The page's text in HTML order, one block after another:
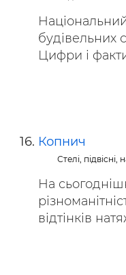
будівельних
Цифри і
Копнич
Стелі, підвісні,
На
відтінків